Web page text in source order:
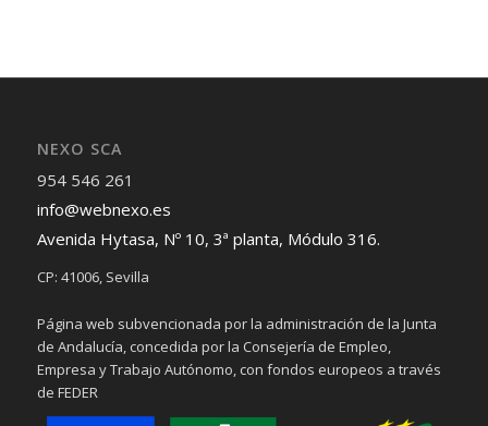
NEXO SCA
954 546 261
info@webnexo.es
Avenida Hytasa, Nº 10, 3ª planta, Módulo 316.
CP: 41006, Sevilla
Página web subvencionada por la administración de la Junta
de Andalucía, concedida por la Consejería de Empleo,
Empresa y Trabajo Autónomo, con fondos europeos a través
de FEDER